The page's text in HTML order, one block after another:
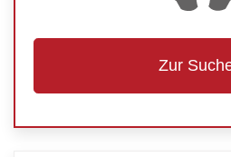
Zur